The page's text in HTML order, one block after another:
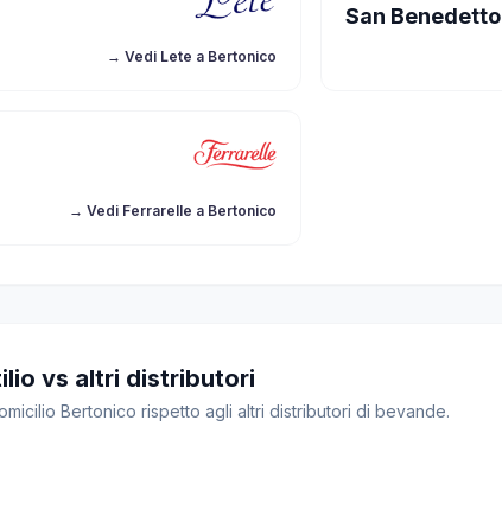
→ Vedi Lete a Bertonico
San Benedetto
→ Vedi Ferrarelle a Bertonico
vs altri distributori
Bertonico rispetto agli altri distributori di bevande.